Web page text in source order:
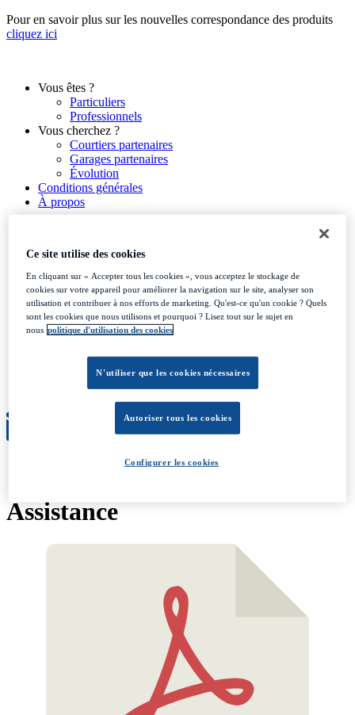
Aller
au
Pour en savoir plus sur les nouvelles correspondance des produits
cliquez ici
Vous êtes ?
Particuliers
Professionnels
Vous cherchez ?
Courtiers partenaires
Garages partenaires
Évolution
Conditions générales
À propos
Vous êtes ?
Particuliers
Professionnels
Vous cherchez ?
Courtiers partenaires
Évolution
Conditions générales
Assistance
Ce site utilise des cookies
En cliquant sur « Accepter tous les cookies », vous acceptez le stockage de
cookies sur votre appareil pour améliorer la navigation sur le site, analyser son
utilisation et contribuer à nos efforts de marketing. Qu'est-ce qu'un cookie ? Quels
sont les cookies que nous utilisons et pourquoi ? Lisez tout sur le sujet en
nous politique d'utilisation des cookies
N'utiliser que les cookies nécessaires
Autoriser tous les cookies
Configurer les cookies